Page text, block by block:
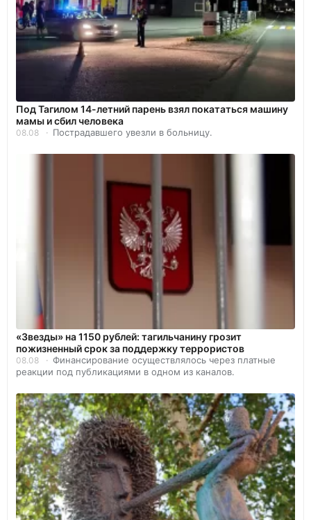
Под Тагилом 14-летний парень взял покататься машину
мамы и сбил человека
08.08 Пострадавшего увезли в больницу.
«Звезды» на 1150 рублей: тагильчанину грозит
пожизненный срок за поддержку террористов
08.08
Финансирование осуществлялось через платные
реакции под публикациями в одном из каналов.